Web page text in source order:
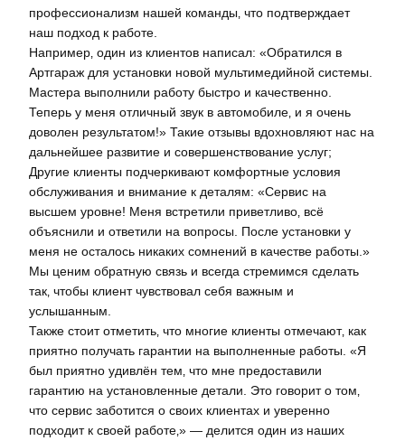
профессионализм нашей команды‚ что подтверждает
наш подход к работе.
Например‚ один из клиентов написал: «Обратился в
Артгараж для установки новой мультимедийной системы.
Мастера выполнили работу быстро и качественно.
Теперь у меня отличный звук в автомобиле‚ и я очень
доволен результатом!» Такие отзывы вдохновляют нас на
дальнейшее развитие и совершенствование услуг;
Другие клиенты подчеркивают комфортные условия
обслуживания и внимание к деталям: «Сервис на
высшем уровне! Меня встретили приветливо‚ всё
объяснили и ответили на вопросы. После установки у
меня не осталось никаких сомнений в качестве работы.»
Мы ценим обратную связь и всегда стремимся сделать
так‚ чтобы клиент чувствовал себя важным и
услышанным.
Также стоит отметить‚ что многие клиенты отмечают‚ как
приятно получать гарантии на выполненные работы. «Я
был приятно удивлён тем‚ что мне предоставили
гарантию на установленные детали. Это говорит о том‚
что сервис заботится о своих клиентах и уверенно
подходит к своей работе‚» — делится один из наших